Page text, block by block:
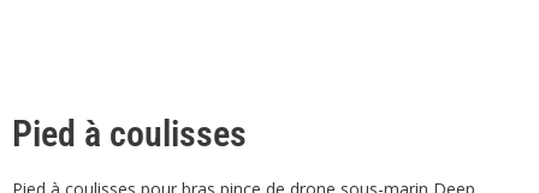
Pied à coulisses